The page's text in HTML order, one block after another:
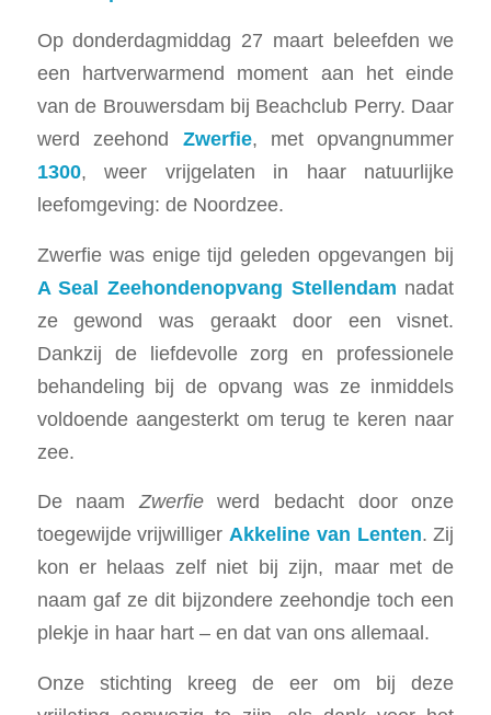
Op donderdagmiddag 27 maart beleefden we
een hartverwarmend moment aan het einde
van de Brouwersdam bij Beachclub Perry. Daar
werd zeehond Zwerfie, met opvangnummer
1300, weer vrijgelaten in haar natuurlijke
leefomgeving: de Noordzee.
Zwerfie was enige tijd geleden opgevangen bij
A Seal Zeehondenopvang Stellendam nadat
ze gewond was geraakt door een visnet.
Dankzij de liefdevolle zorg en professionele
behandeling bij de opvang was ze inmiddels
voldoende aangesterkt om terug te keren naar
zee.
De naamZwerfiewerd bedacht door onze
toegewijde vrijwilligerAkkeline van Lenten. Zij
kon er helaas zelf niet bij zijn, maar met de
naam gaf ze dit bijzondere zeehondje toch een
plekje in haar hart – en dat van ons allemaal.
Onze stichting kreeg de eer om bij deze